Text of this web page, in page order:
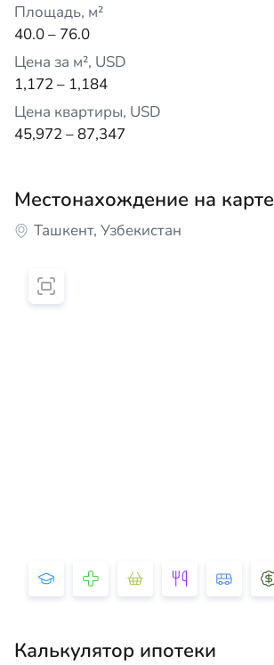
Площадь, м²
40.0 – 76.0
Цена за м², USD
1,172 – 1,184
Цена квартиры, USD
45,972 – 87,347
Местонахождение на карте
Ташкент, Узбекистан
Калькулятор ипотеки